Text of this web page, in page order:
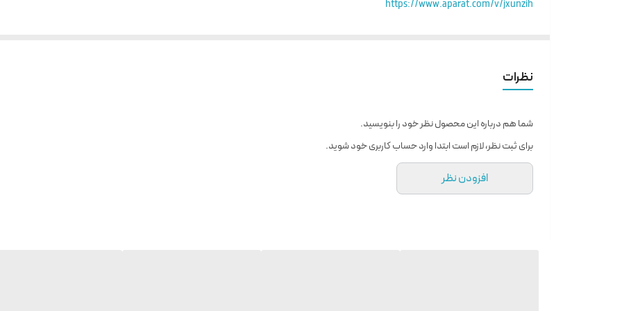
https://www.aparat.com/v/jxunzih
کارگیر عریض: ۳۰×۱۴۰ سانتیمتر
شاسی فوق سنگین برای حداکثر ثبات
کنترلر پیشرفته Radonix
ریل صنعتی سایز ۳۰
نظرات
شما هم درباره این محصول نظر خود را بنویسید.
برای ثبت نظر، لازم است ابتدا وارد حساب کاربری خود شوید.
افزودن نظر